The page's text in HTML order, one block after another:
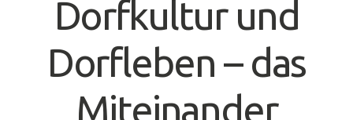
Dorfkultur und
Dorfleben – das
Miteinander